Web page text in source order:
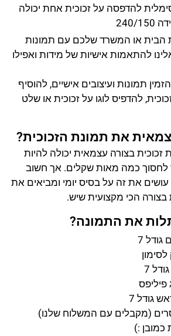
להדפסה על זכוכית אחת יכולה
150
הבית או המשרד שלכם עם תמונות
להתאמות אישיות של מידות ואפילו
תמונות ועיצובים אישיים, להוסיף
להדפיס לוגו על זכוכית או שלט
את תמונת הזכוכית?
בצורה עצמאית יכולה להיות
לחסוך כמה מאות שקלים. אך חשוב
את זה על בסיס יומי ומביאים את
בצורה הכי מקצועית שיש.
את התמונה?
גודל 7
(מקבלים עם המשלוח שלנו)
כמובן :)